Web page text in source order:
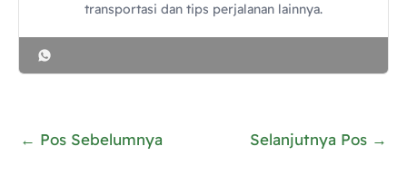
transportasi dan tips perjalanan lainnya.
← Pos Sebelumnya Selanjutnya Pos →